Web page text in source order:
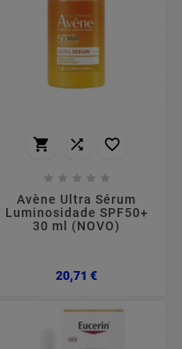
  
    
Avène Ultra Sérum
Luminosidade SPF50+
30 ml (NOVO)
20,71 €Preço